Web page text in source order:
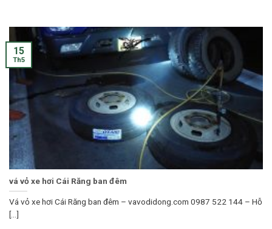
vá vỏ xe hơi Cái Răng ban đêm
Vá vỏ xe hơi Cái Răng ban đêm – vavodidong.com 0987 522 144 – Hỗ
[...]
15
Th5